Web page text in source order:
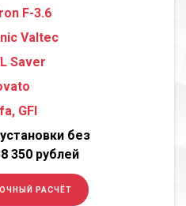
F-3.6
Valtec
Saver
GFI
без
350 рублей
РАСЧЁТ